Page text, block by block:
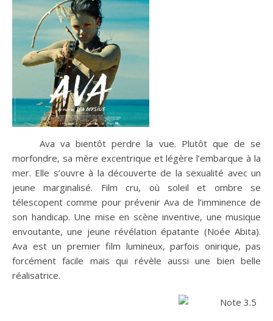
Ava va bientôt perdre la vue. Plutôt que de se
morfondre, sa mère excentrique et légère l’embarque à la
mer. Elle s’ouvre à la découverte de la sexualité avec un
jeune marginalisé. Film cru, où soleil et ombre se
télescopent comme pour prévenir Ava de l’imminence de
son handicap. Une mise en scène inventive, une musique
envoutante, une jeune révélation épatante (Noée Abita).
Ava est un premier film lumineux, parfois onirique, pas
forcément facile mais qui révèle aussi une bien belle
réalisatrice.